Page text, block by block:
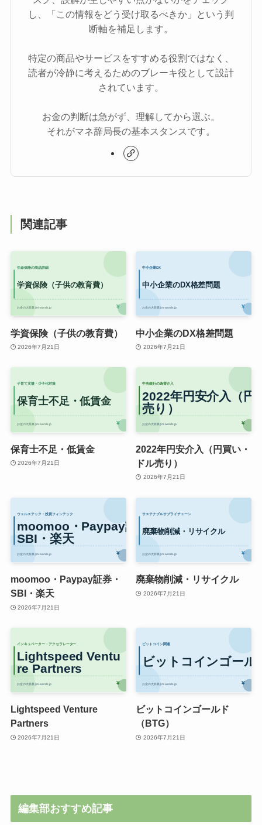
し、「この情報をどう受け取るべきか」という判
断軸を補足します。
特定の商品やサービスをすすめる役割ではなく、
読者が冷静に考えるためのブレーキ役として設計
されています。
お金の判断は急がず、理解してから選ぶ。
それがマネ辞局長の基本スタンスです。
関連記事
学資保険（子供の教育費）
2026年7月21日
中小企業のDX格差問題
2026年7月21日
保育士不足・低賃金
2026年7月21日
2022年円安介入（円買い・
ドル売り）
2026年7月21日
moomoo・Paypay証券・
SBI・楽天
2026年7月21日
廃棄物削減・リサイクル
2026年7月21日
Lightspeed Venture
Partners
2026年7月21日
ビットコインゴールド
（BTG）
2026年7月21日
編集部おすすめ記事